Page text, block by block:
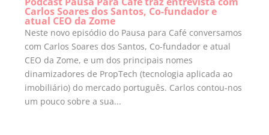
Carlos Soares dos Santos, Co-fundador e
atual CEO da Zome
Neste novo episódio do Pausa para Café conversamos
com Carlos Soares dos Santos, Co-fundador e atual
CEO da Zome, e um dos principais nomes
dinamizadores de PropTech (tecnologia aplicada ao
imobiliário) do mercado português. Carlos contou-nos
um pouco sobre a sua...